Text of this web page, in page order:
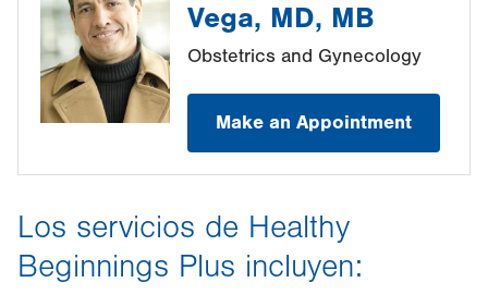
Vega, MD, MB
Obstetrics and Gynecology
Make an Appointment
Los servicios de Healthy
Beginnings Plus incluyen: